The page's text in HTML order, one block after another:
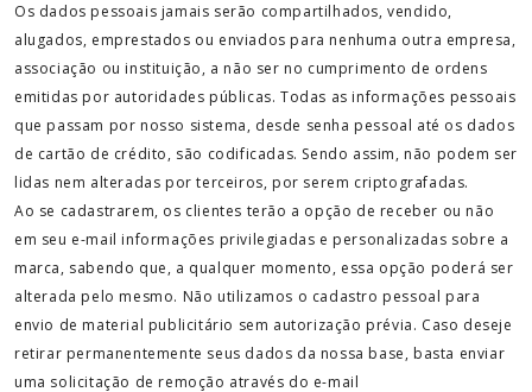
Os dados pessoais jamais serão compartilhados, vendido,
alugados, emprestados ou enviados para nenhuma outra empresa,
associação ou instituição, a não ser no cumprimento de ordens
emitidas por autoridades públicas. Todas as informações pessoais
que passam por nosso sistema, desde senha pessoal até os dados
de cartão de crédito, são codificadas. Sendo assim, não podem ser
lidas nem alteradas por terceiros, por serem criptografadas.
Ao se cadastrarem, os clientes terão a opção de receber ou não
em seu e-mail informações privilegiadas e personalizadas sobre a
marca, sabendo que, a qualquer momento, essa opção poderá ser
alterada pelo mesmo. Não utilizamos o cadastro pessoal para
envio de material publicitário sem autorização prévia. Caso deseje
retirar permanentemente seus dados da nossa base, basta enviar
uma solicitação de remoção através do e-mail